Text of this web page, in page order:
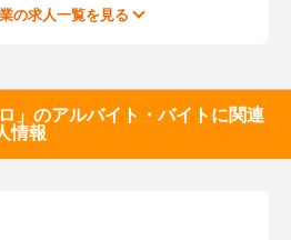
の求人一覧を見る
」のアルバイト・バイトに関連
情報